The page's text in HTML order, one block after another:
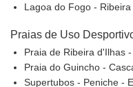
Lagoa do Fogo -
Praias de Uso
Praia de Ribeira d'Ilhas
Praia do Guincho -
Supertubos - Peniche -